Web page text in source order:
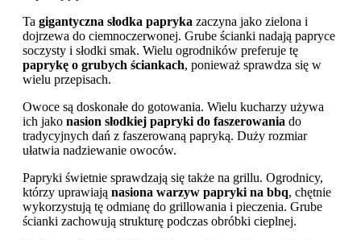
Ta gigantyczna słodka papryka zaczyna jako zielona i
dojrzewa do ciemnoczerwonej. Grube ścianki nadają papryce
soczysty i słodki smak. Wielu ogrodników preferuje tę
paprykę o grubych ściankach, ponieważ sprawdza się w
wielu przepisach.
Owoce są doskonałe do gotowania. Wielu kucharzy używa
ich jako nasion słodkiej papryki do faszerowania do
tradycyjnych dań z faszerowaną papryką. Duży rozmiar
ułatwia nadziewanie owoców.
Papryki świetnie sprawdzają się także na grillu. Ogrodnicy,
którzy uprawiają nasiona warzyw papryki na bbq, chętnie
wykorzystują tę odmianę do grillowania i pieczenia. Grube
ścianki zachowują strukturę podczas obróbki cieplnej.